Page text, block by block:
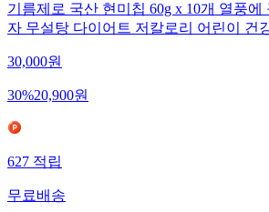
기름제로 국산 현미칩 60g x 10개 열풍
자 무설탕 다이어트 저칼로리 어린이 건
30,000원
30%20,900원
627 적립
무료배송